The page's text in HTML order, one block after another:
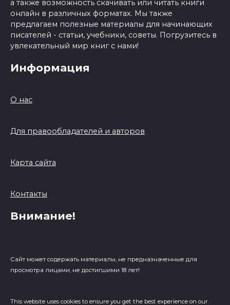
а также возможность скачивать или читать книги
онлайн в различных форматах. Мы также
предлагаем полезные материалы для начинающих
писателей - статьи, учебники, советы. Погрузитесь в
увлекательный мир книг с нами!
Информация
О нас
Для правообладателей и авторов
Карта сайта
Контакты
Внимание!
Сайт может содержать материалы, не предназначенные для
просмотра лицами, не достигшими 18 лет!
This website uses cookies to ensure you get the best experience on our